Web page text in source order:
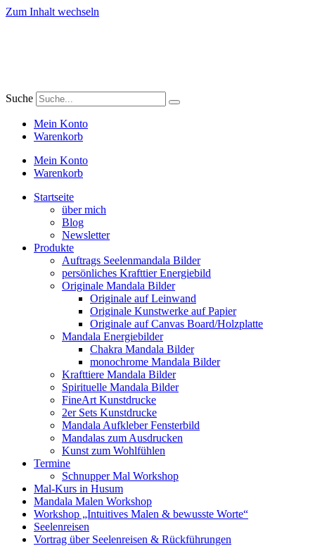
Zum Inhalt wechseln
Suche
Mein Konto
Warenkorb
Mein Konto
Warenkorb
Startseite
über mich
Blog
Newsletter
Produkte
Auftrags Seelenmandala Bilder
persönliches Krafttier Energiebild
Originale Mandala Bilder
Originale auf Leinwand
Originale Kunstwerke auf Papier
Originale auf Canvas Board/Holzplatte
Mandala Energiebilder
Chakra Mandala Bilder
monochrome Mandala Bilder
Krafttiere Mandala Bilder
Spirituelle Mandala Bilder
FineArt Kunstdrucke
2er Sets Kunstdrucke
Mandala Aufkleber Fensterbild
Mandalas zum Ausdrucken
Kunst zum Wohlfühlen
Termine
Schnupper Mal Workshop
Mal-Kurs in Husum
Mandala Malen Workshop
Workshop „Intuitives Malen & bewusste Worte“
Seelenreisen
Vortrag über Seelenreisen & Rückführungen